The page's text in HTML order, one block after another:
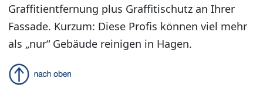
Graffitientfernung plus Graffitischutz an Ihrer
Fassade. Kurzum: Diese Profis können viel mehr
als „nur“ Gebäude reinigen in Hagen.